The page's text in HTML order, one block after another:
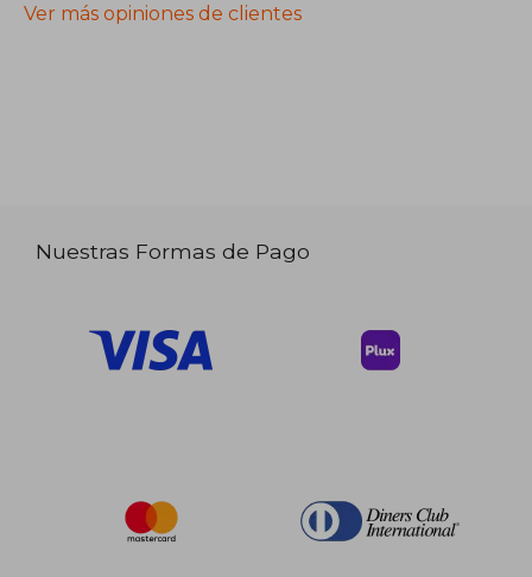
Ver más opiniones de clientes
Nuestras Formas de Pago